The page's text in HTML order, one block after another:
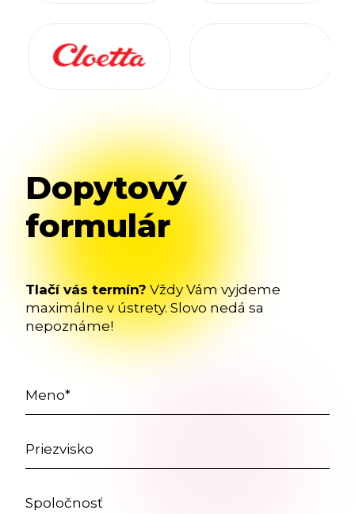
Dopytový
formulár
Tlačí vás termín? Vždy Vám vyjdeme
maximálne v ústrety. Slovo nedá sa
nepoznáme!